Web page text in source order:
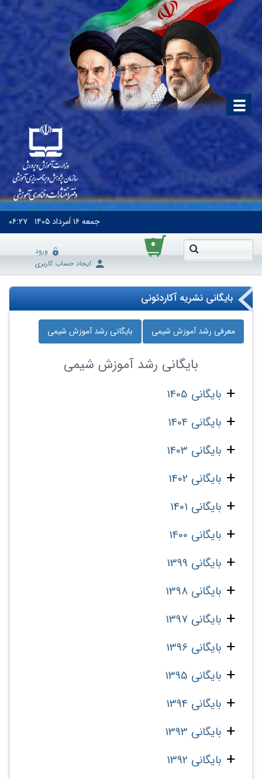
جمعه۱۶ اَمرداد ۱۴۰۵ ۰۶:۲۷
۰
ورود
ایجاد حساب کاربری
بایگانی نشریه آکاردئونی
معرفی رشد آموزش شیمی بایگانی رشد آموزش شیمی
بایگانی رشد آموزش شیمی
بایگانی 1405
بایگانی 1404
بایگانی 1403
بایگانی 1402
بایگانی 1401
بایگانی 1400
بایگانی 1399
بایگانی 1398
بایگانی 1397
بایگانی 1396
بایگانی 1395
بایگانی 1394
بایگانی 1393
بایگانی 1392